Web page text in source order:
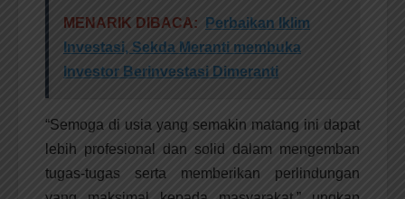
MENARIK DIBACA:
Perbaikan Iklim
Investasi, Sekda Meranti membuka
Investor Berinvestasi Dimeranti
“Semoga di usia yang semakin matang ini dapat
lebih profesional dan solid dalam mengemban
tugas-tugas serta memberikan perlindungan